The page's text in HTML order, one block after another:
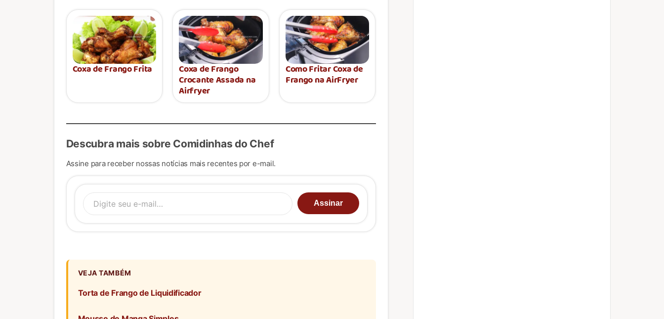
Coxa de Frango Frita Coxa de Frango
Crocante Assada na
Airfryer
Como Fritar Coxa de
Frango na AirFryer
Descubra mais sobre Comidinhas do Chef
Assine para receber nossas notícias mais recentes por e-mail.
Digite seu e-mail…
Assinar
VEJA TAMBÉM
Torta de Frango de Liquidificador